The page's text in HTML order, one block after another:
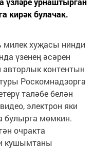
кирәк булачак.
милек хуҗасы нинди
үзенең әсәрен
контентын
Роскомнадзорга
таләбе белән
электрон яки
булырга мөмкин.
очракта
кушымтаны